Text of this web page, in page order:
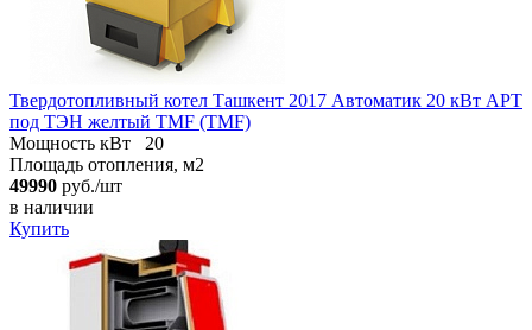
Твердотопливный котел Ташкент 2017 Автоматик 20 кВт АРТ
под ТЭН желтый TMF (TMF)
Мощность кВт
20
Площадь отопления, м2
49990 руб./шт
в наличии
Купить